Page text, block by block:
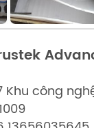
Khu công